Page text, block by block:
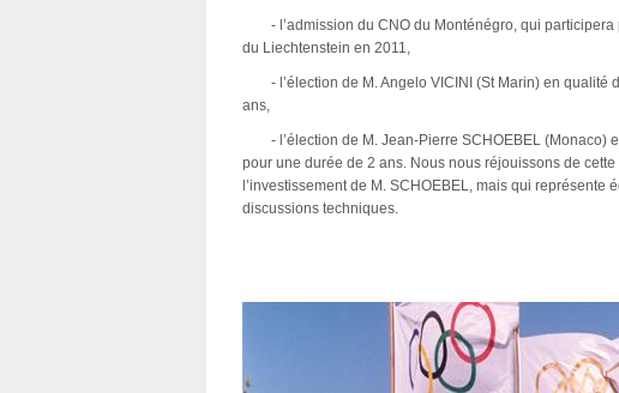
 - l’admission du CNO du Monténégro, qui
du Liechtenstein en 2011,
 - l’élection de M. Angelo VICINI (St Marin) en qualité
ans,
 - l’élection de M. Jean-Pierre SCHOEBEL (Monaco)
pour une durée de 2 ans. Nous nous réjouissons de
l’investissement de M. SCHOEBEL, mais qui
discussions techniques.